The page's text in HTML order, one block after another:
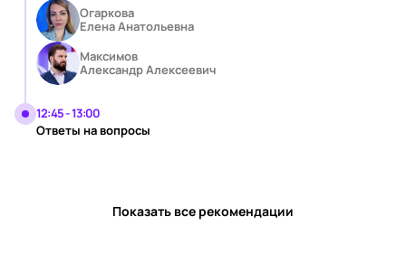
Огаркова
Елена Анатольевна
Максимов
Александр Алексеевич
12:45 - 13:00
Ответы на вопросы
Показать все рекомендации